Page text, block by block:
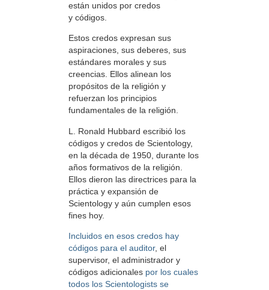
están unidos por credos
y códigos.
Estos credos expresan sus
aspiraciones, sus deberes, sus
estándares morales y sus
creencias. Ellos alinean los
propósitos de la religión y
refuerzan los principios
fundamentales de la religión.
L. Ronald Hubbard escribió los
códigos y credos de Scientology,
en la década de 1950, durante los
años formativos de la religión.
Ellos dieron las directrices para la
práctica y expansión de
Scientology y aún cumplen esos
fines hoy.
Incluidos en esos credos hay
códigos para el auditor, el
supervisor, el administrador y
códigos adicionales por los cuales
todos los Scientologists se